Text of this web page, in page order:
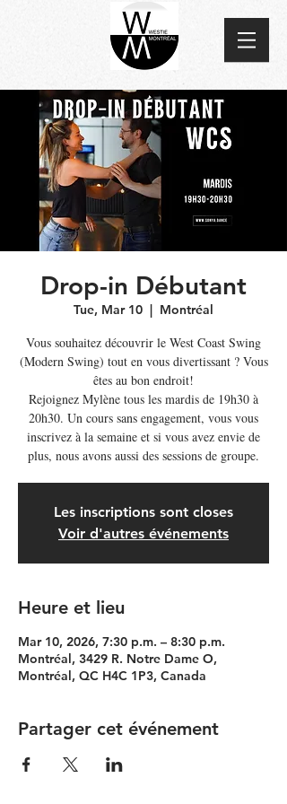
Drop-in Débutant
Tue, Mar 10
  |
Montréal
Vous souhaitez découvrir le West Coast Swing
(Modern Swing) tout en vous divertissant ? Vous
êtes au bon endroit!
Rejoignez Mylène tous les mardis de 19h30 à
20h30. Un cours sans engagement, vous vous
inscrivez à la semaine et si vous avez envie de
plus, nous avons aussi des sessions de groupe.
Les inscriptions sont closes
Voir d'autres événements
Heure et lieu
Mar 10, 2026, 7:30 p.m. – 8:30 p.m.
Montréal, 3429 R. Notre Dame O,
Montréal, QC H4C 1P3, Canada
Partager cet événement